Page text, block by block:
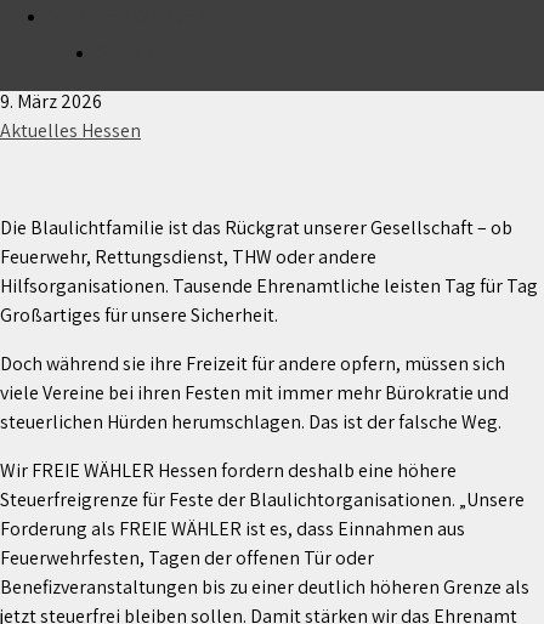
FREIE WÄHLER fordern höhere Steuerfreigrenze für
Feste der Blaulichtorganisationen
9. März 2026
Aktuelles Hessen
Die Blaulichtfamilie ist das Rückgrat unserer Gesellschaft – ob
Feuerwehr, Rettungsdienst, THW oder andere
Hilfsorganisationen. Tausende Ehrenamtliche leisten Tag für Tag
Großartiges für unsere Sicherheit.
Doch während sie ihre Freizeit für andere opfern, müssen sich
viele Vereine bei ihren Festen mit immer mehr Bürokratie und
steuerlichen Hürden herumschlagen. Das ist der falsche Weg.
Wir FREIE WÄHLER Hessen fordern deshalb eine höhere
Steuerfreigrenze für Feste der Blaulichtorganisationen. „Unsere
Forderung als FREIE WÄHLER ist es, dass Einnahmen aus
Feuerwehrfesten, Tagen der offenen Tür oder
Benefizveranstaltungen bis zu einer deutlich höheren Grenze als
jetzt steuerfrei bleiben sollen. Damit stärken wir das Ehrenamt